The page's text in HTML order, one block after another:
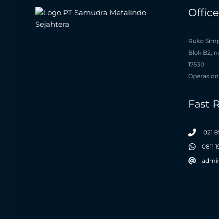
Ruko
Blok B2,
17530
Fast
021
0811